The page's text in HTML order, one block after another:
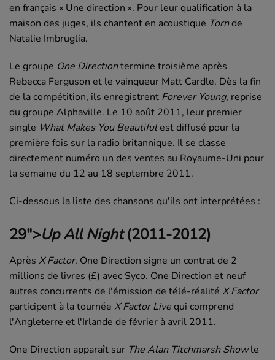
en français « Une direction ». Pour leur qualification à la
maison des juges, ils chantent en acoustique Tornde
Natalie Imbruglia.
Le groupe One Directiontermine troisième après
Rebecca Ferguson et le vainqueur Matt Cardle. Dès la fin
de la compétition, ils enregistrent Forever Young, reprise
du groupe Alphaville. Le 10 août 2011, leur premier
single What Makes You Beautifulest diffusé pour la
première fois sur la radio britannique. Il se classe
directement numéro un des ventes au Royaume-Uni pour
la semaine du 12 au 18 septembre 2011.
Ci-dessous la liste des chansons qu'ils ont interprétées :
29">Up All Night(2011-2012)
Après X Factor, One Direction signe un contrat de 2
millions de livres (£) avec Syco. One Direction et neuf
autres concurrents de l'émission de télé-réalité X Factor
participent à la tournée X Factor Livequi comprend
l'Angleterre et l'Irlande de février à avril 2011.
One Direction apparaît sur The Alan Titchmarsh Showle